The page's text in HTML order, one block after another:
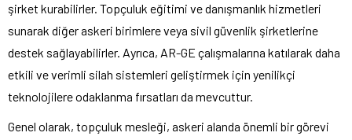
şirket kurabilirler. Topçuluk eğitimi ve danışmanlık hizmetleri
sunarak diğer askeri birimlere veya sivil güvenlik şirketlerine
destek sağlayabilirler. Ayrıca, AR-GE çalışmalarına katılarak daha
etkili ve verimli silah sistemleri geliştirmek için yenilikçi
teknolojilere odaklanma fırsatları da mevcuttur.
Genel olarak, topçuluk mesleği, askeri alanda önemli bir görevi